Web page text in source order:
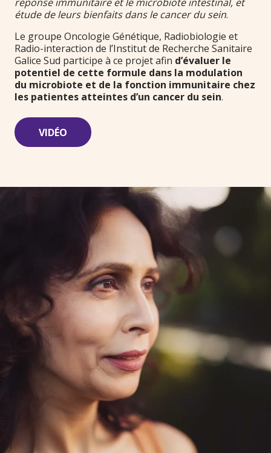
étude de leurs bienfaits dans le cancer du sein.
Le groupe Oncologie Génétique, Radiobiologie et
Radio-interaction de l’Institut de Recherche Sanitaire
Galice Sud participe à ce projet afin d’évaluer le
potentiel de cette formule dans la modulation
du microbiote et de la fonction immunitaire chez
les patientes atteintes d’un cancer du sein.
VIDÉO